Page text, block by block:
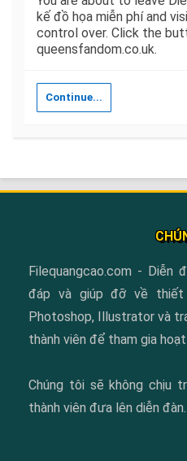
kế đồ họa miễn phí and
control over. Click the
queensfandom.co.uk.
Continue...
Filequangcao.com - Diễn
đáp và giúp đỡ về thiết
Photoshop, Illustrator và
thành viên để tham gia
Chúng tôi sẽ không chịu
thành viên đưa lên diễn đàn.